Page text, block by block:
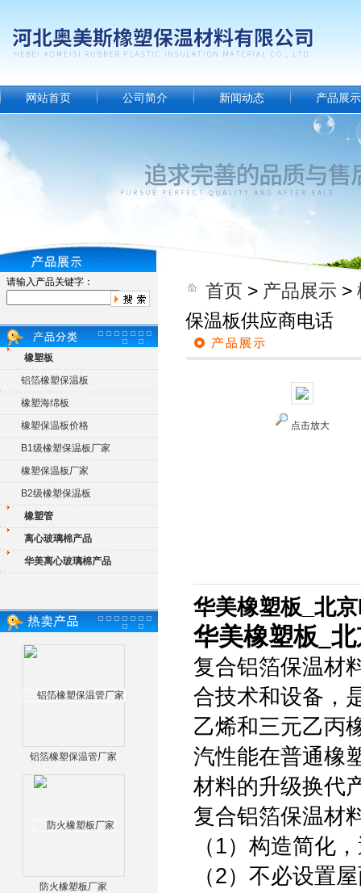
网站首页 公司简介 新闻动态 产品展示
请输入产品关键字：
橡塑板
铝箔橡塑保温板
橡塑海绵板
橡塑保温板价格
B1级橡塑保温板厂家
橡塑保温板厂家
B2级橡塑保温板
橡塑管
离心玻璃棉产品
华美离心玻璃棉产品
铝箔橡塑保温管厂家
防火橡塑板厂家
首页 > 产品展示 >
保温板供应商电话
点击放大
华美橡塑板_北
华美橡塑板_
复合铝箔保温材
合技术和设备，
乙烯和三元乙丙
汽性能在普通橡
材料的升级换代
复合铝箔保温材
（1）构造简化
（2）不必设置